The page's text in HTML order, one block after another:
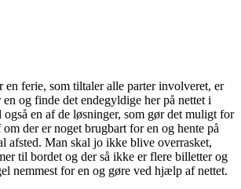
en ferie, som tiltaler alle parter involveret, er
en og finde det endegyldige her på nettet i
også en af de løsninger, som gør det muligt for
der er noget brugbart for en og hente på
afsted. Man skal jo ikke blive overrasket,
til bordet og der så ikke er flere billetter og
nemmest for en og gøre ved hjælp af nettet.